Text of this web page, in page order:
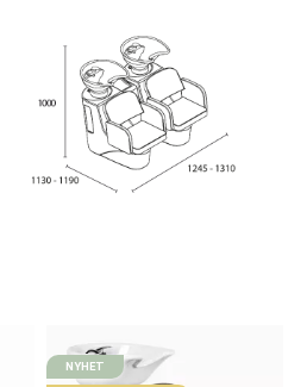
NYHET